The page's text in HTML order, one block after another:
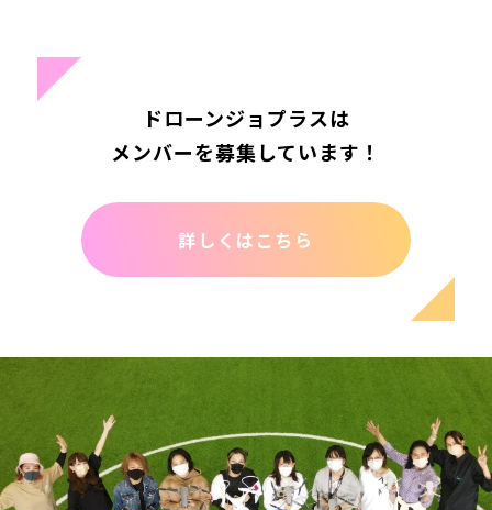
ドローンジョプラスは
メンバーを募集しています！
詳しくはこちら